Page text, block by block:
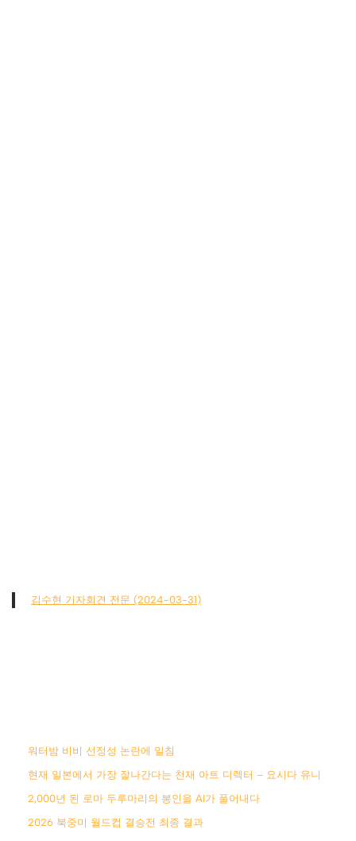
김수현 기자회견 전문 (2024-03-31)
워터밤 비비 선정성 논란에 일침
현재 일본에서 가장 잘나간다는 천재 아트 디렉터 – 요시다 유니
2,000년 된 로마 두루마리의 봉인을 AI가 풀어내다
2026 북중미 월드컵 결승전 최종 결과